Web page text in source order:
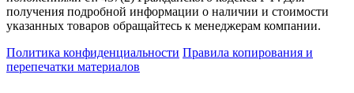
получения подробной информации о наличии и стоимости
указанных товаров обращайтесь к менеджерам компании.
Политика конфиденциальности Правила копирования и
перепечатки материалов